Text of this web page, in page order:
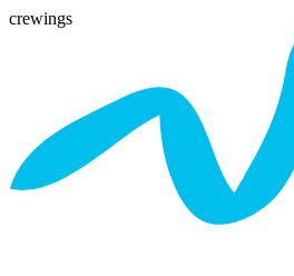
crewings